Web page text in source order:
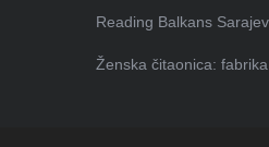
Reading Balkans
Ženska čitaonica: fabrika